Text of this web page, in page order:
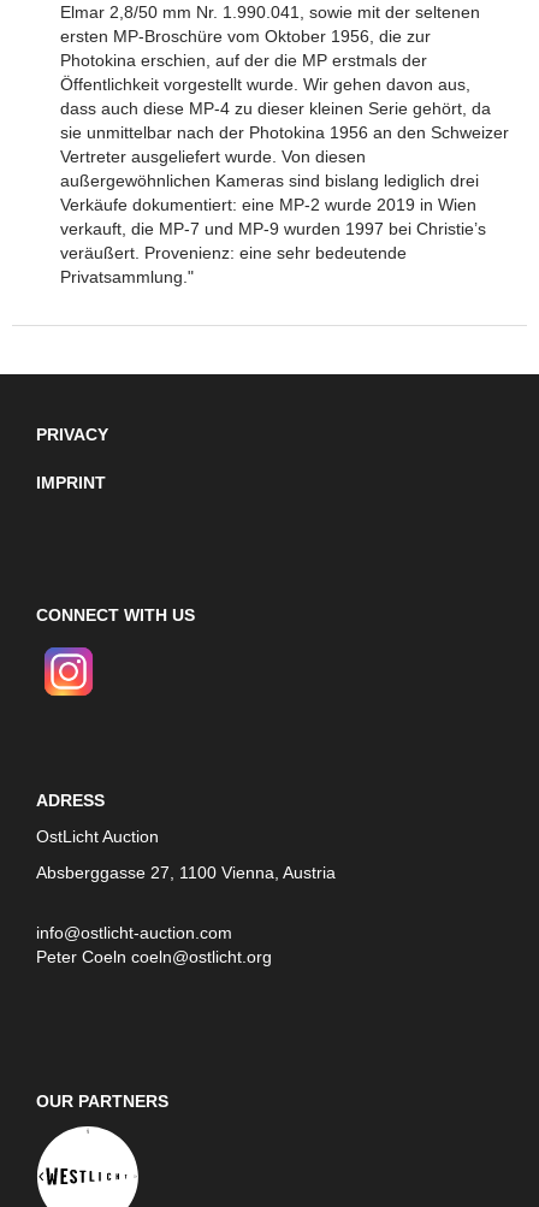
Elmar 2,8/50 mm Nr. 1.990.041, sowie mit der seltenen
ersten MP-Broschüre vom Oktober 1956, die zur
Photokina erschien, auf der die MP erstmals der
Öffentlichkeit vorgestellt wurde. Wir gehen davon aus,
dass auch diese MP-4 zu dieser kleinen Serie gehört, da
sie unmittelbar nach der Photokina 1956 an den Schweizer
Vertreter ausgeliefert wurde. Von diesen
außergewöhnlichen Kameras sind bislang lediglich drei
Verkäufe dokumentiert: eine MP-2 wurde 2019 in Wien
verkauft, die MP-7 und MP-9 wurden 1997 bei Christie’s
veräußert. Provenienz: eine sehr bedeutende
Privatsammlung."
PRIVACY
IMPRINT
CONNECT WITH US
ADRESS
OstLicht Auction
Absberggasse 27, 1100 Vienna, Austria
info@ostlicht-auction.com
Peter Coeln coeln@ostlicht.org
OUR PARTNERS